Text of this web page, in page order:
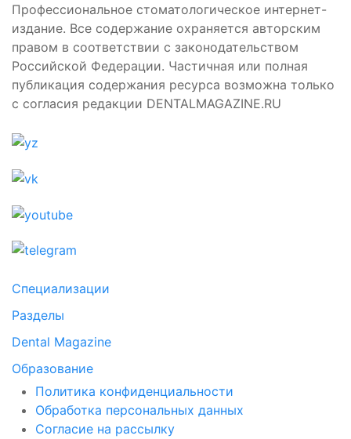
Профессиональное стоматологическое интернет-
издание. Все содержание охраняется авторским
правом в соответствии с законодательством
Российской Федерации. Частичная или полная
публикация содержания ресурса возможна только
с согласия редакции DENTALMAGAZINE.RU
Специализации
Разделы
Dental Magazine
Образование
Политика конфиденциальности
Обработка персональных данных
Согласие на рассылку